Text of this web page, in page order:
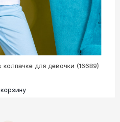
для девочки (16689)